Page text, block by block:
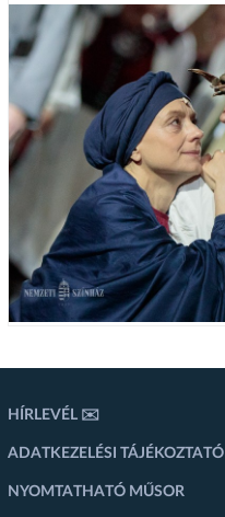
HÍRLEVÉL ✉️
ADATKEZELÉSI TÁJÉKOZTATÓ
NYOMTATHATÓ MŰSOR